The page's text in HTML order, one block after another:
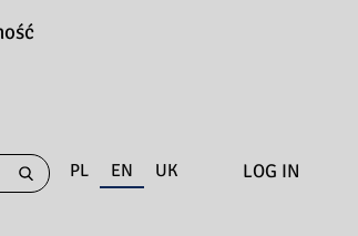
PL EN UK LOG IN